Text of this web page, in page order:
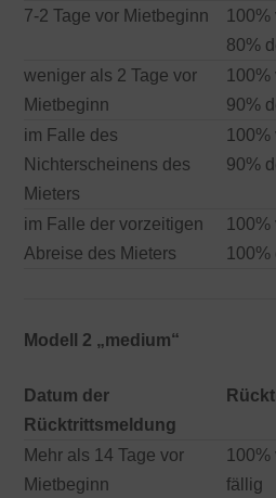
7-2 Tage vor Mietbeginn
100%
80%
weniger als 2 Tage vor
Mietbeginn
100%
90%
im Falle des
Nichterscheinens des
Mieters
100%
90%
im Falle der vorzeitigen
Abreise des Mieters
100%
100%
Modell 2 „medium“
Datum der
Rücktrittsmeldung
Mehr als 14 Tage vor
Mietbeginn
100%
fällig